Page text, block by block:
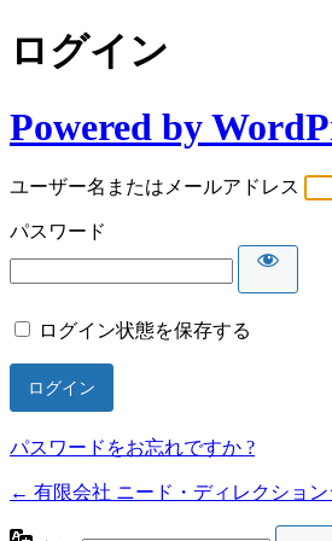
ログイン
Powered by
ユーザー名またはメールアドレス
パスワード
ログイン状態を保存する
パスワードをお忘れですか ?
← 有限会社 ニード・ディレクショ